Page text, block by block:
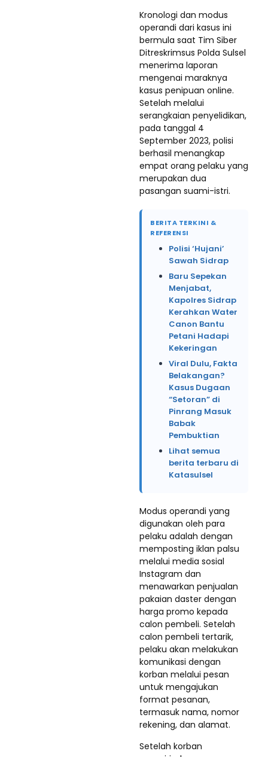
Kronologi dan modus
operandi dari kasus ini
bermula saat Tim Siber
Ditreskrimsus Polda Sulsel
menerima laporan
mengenai maraknya
kasus penipuan online.
Setelah melalui
serangkaian penyelidikan,
pada tanggal 4
September 2023, polisi
berhasil menangkap
empat orang pelaku yang
merupakan dua
pasangan suami-istri.
BERITA TERKINI &
REFERENSI
Polisi ‘Hujani’
Sawah Sidrap
Baru Sepekan
Menjabat,
Kapolres Sidrap
Kerahkan Water
Canon Bantu
Petani Hadapi
Kekeringan
Viral Dulu, Fakta
Belakangan?
Kasus Dugaan
“Setoran” di
Pinrang Masuk
Babak
Pembuktian
Lihat semua
berita terbaru di
Katasulsel
Modus operandi yang
digunakan oleh para
pelaku adalah dengan
memposting iklan palsu
melalui media sosial
Instagram dan
menawarkan penjualan
pakaian daster dengan
harga promo kepada
calon pembeli. Setelah
calon pembeli tertarik,
pelaku akan melakukan
komunikasi dengan
korban melalui pesan
untuk mengajukan
format pesanan,
termasuk nama, nomor
rekening, dan alamat.
Setelah korban